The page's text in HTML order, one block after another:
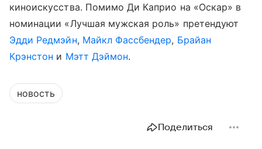
киноискусства. Помимо Ди Каприо на «Оскар» в
номинации «Лучшая мужская роль» претендуют
Эдди Редмэйн, Майкл Фассбендер, Брайан
Крэнстон и Мэтт Дэймон.
новость
Поделиться